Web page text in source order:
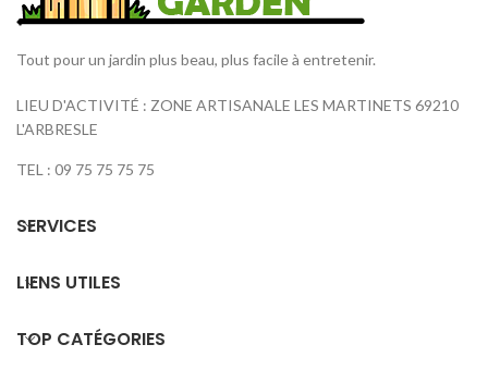
Tout pour un jardin plus beau, plus facile à entretenir.
LIEU D'ACTIVITÉ : ZONE ARTISANALE LES MARTINETS 69210
L'ARBRESLE
TEL : 09 75 75 75 75
SERVICES
LIENS UTILES
TOP CATÉGORIES